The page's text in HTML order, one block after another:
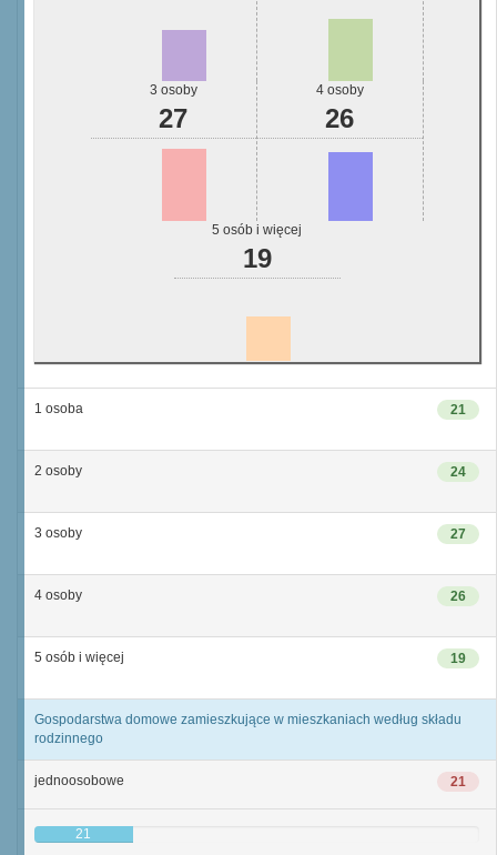
3 osoby
27
4 osoby
26
5 osób i więcej
19
21
1 osoba
24
2 osoby
27
3 osoby
26
4 osoby
19
5 osób i więcej
Gospodarstwa domowe zamieszkujące w mieszkaniach według składu
rodzinnego
21
jednoosobowe
21